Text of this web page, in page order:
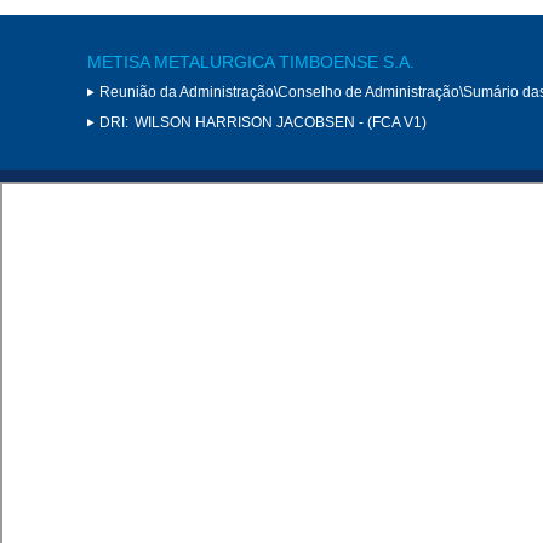
METISA METALURGICA TIMBOENSE S.A.
Reunião da Administração\Conselho de Administração\Sumário
DRI: WILSON HARRISON JACOBSEN - (FCA V1)